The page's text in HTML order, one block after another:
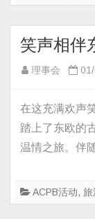
笑声相伴
理事会
在这充满欢声
踏上了东欧的
温情之旅。伴
ACPB活动, 旅